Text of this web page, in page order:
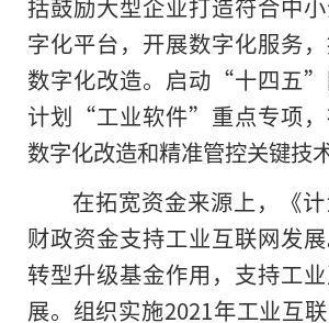
字化平台，开展数字化服务
数字化改造。启动“十四五”
计划“工业软件”重点专项，
数字化改造和精准管控关键技术
在拓宽资金来源上，《
财政资金支持工业互联网发
转型升级基金作用，支持工
展。组织实施2021年工业互